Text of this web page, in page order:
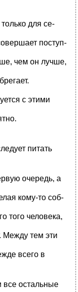
для се-
поступ-
чем он лучше,
с этими
питать
очередь, а
кому-то соб-
того человека,
Между тем эти
всего в
все остальные